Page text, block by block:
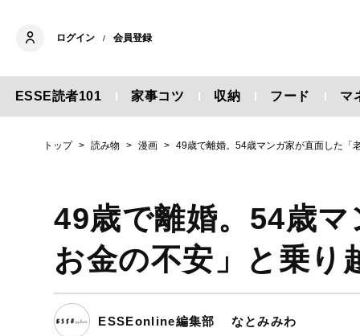
ログイン / 会員登録
ESSE読者101 家事コツ 収納 フード マ
トップ 読み物 漫画 49歳で離婚。54歳マンガ家が直面した「
49歳で離婚。54歳
お金の不安」と乗り
ESSEonline編集部 なとみみわ